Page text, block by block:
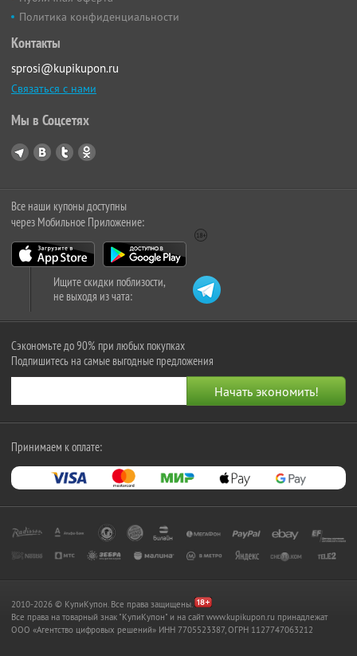
Политика конфиденциальности
Контакты
sprosi@kupikupon.ru
Связаться с нами
Мы в Соцсетях
Все наши купоны доступны
через Мобильное Приложение:
Ищите скидки поблизости,
не выходя из чата:
Сэкономьте до 90% при любых покупках
Подпишитесь на самые выгодные предложения
Принимаем к оплате:
2010-2026 © КупиКупон. Все права защищены.
Все права на товарный знак "КупиКупон" и на сайт www.kupikupon.ru принадлежат
OOO «Агентство цифровых решений» ИНН 7705523387, ОГРН 1127747063212